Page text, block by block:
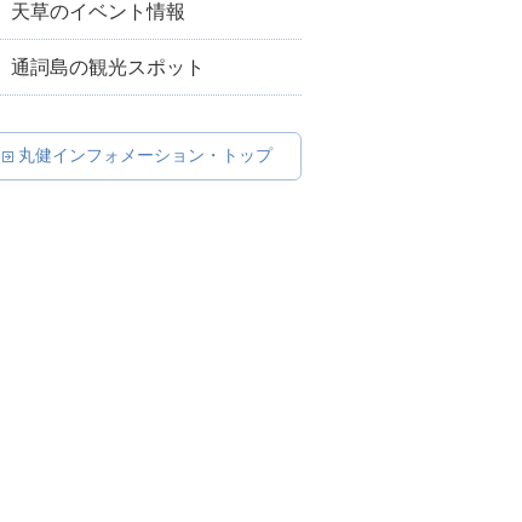
天草のイベント情報
通詞島の観光スポット
丸健インフォメーション・トップ